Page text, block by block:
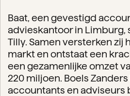
Baat, een gevestigd
advieskantoor in Limburg,
Tilly. Samen versterken zij
markt en ontstaat een
een gezamenlijke omzet
220 miljoen. Boels
accountants en adviseurs